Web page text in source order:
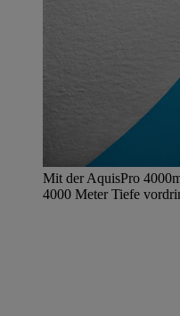
Mit der AquisPro
4000 Meter Tiefe